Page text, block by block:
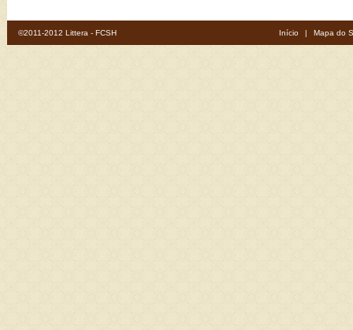
©2011-2012 Littera - FCSH Início | Mapa do